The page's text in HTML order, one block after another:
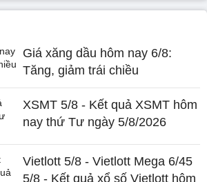
Giá xăng dầu hôm nay 6/8:
Tăng, giảm trái chiều
XSMT 5/8 - Kết quả XSMT hôm
nay thứ Tư ngày 5/8/2026
Vietlott 5/8 - Vietlott Mega 6/45
5/8 - Kết quả xổ số Vietlott hôm